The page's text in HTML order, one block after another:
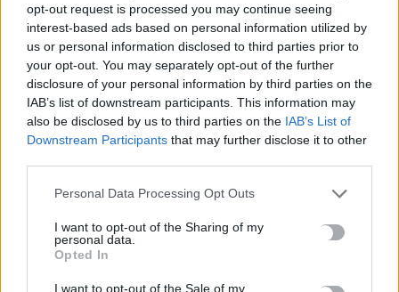
opt-out request is processed you may continue seeing
interest-based ads based on personal information utilized by
us or personal information disclosed to third parties prior to
your opt-out. You may separately opt-out of the further
disclosure of your personal information by third parties on the
IAB’s list of downstream participants. This information may
also be disclosed by us to third parties on the IAB’s List of
Downstream Participants that may further disclose it to other
Personal Data Processing Opt Outs
I want to opt-out of the Sharing of my
personal data.
Opted In
I want to opt-out of the Sale of my
Γιώργος Μπαρτζώκας
Οι Πειραιώτες ανακοίνωσαν την ανανέωση της συνεργασίας με
τον Έλληνα τεχνικό, ο οποίος θα συνεχίσει να βρίσκεται στους…